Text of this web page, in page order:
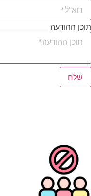
תוכן ההודעה
שלח